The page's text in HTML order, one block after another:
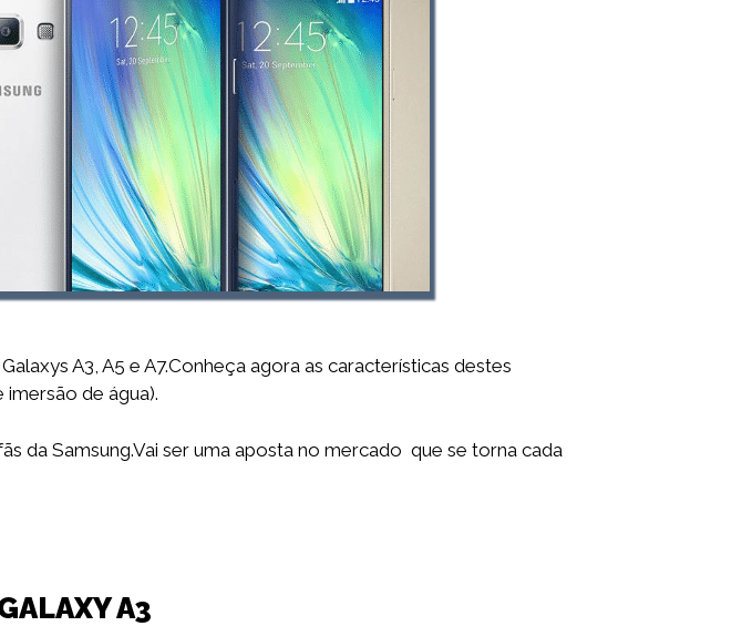
A3, A5 e A7.Conheça agora as características destes
de água).
da Samsung.Vai ser uma aposta no mercado que se torna cada
A3